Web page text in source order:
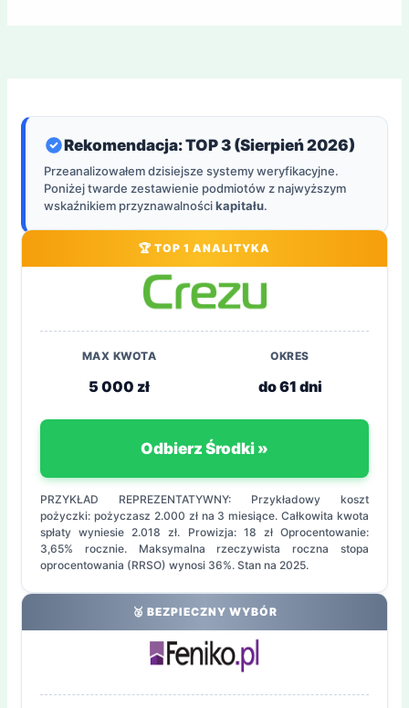
Rekomendacja: TOP 3 (Sierpień 2026)
Przeanalizowałem dzisiejsze systemy weryfikacyjne.
Poniżej twarde zestawienie podmiotów z najwyższym
wskaźnikiem przyznawalnościkapitału.
🏆 TOP 1 ANALITYKA
MAX KWOTA
5 000 zł
OKRES
do 61 dni
Odbierz Środki »
PRZYKŁAD REPREZENTATYWNY: Przykładowy koszt
pożyczki: pożyczasz 2.000 zł na 3 miesiące. Całkowita kwota
spłaty wyniesie 2.018 zł. Prowizja: 18 zł Oprocentowanie:
3,65% rocznie. Maksymalna rzeczywista roczna stopa
oprocentowania (RRSO) wynosi 36%. Stan na 2025.
🥈 BEZPIECZNY WYBÓR